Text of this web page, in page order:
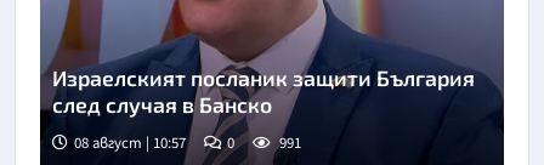
Израелският посланик защити България
след случая в Банско
08 август | 10:57 0 991